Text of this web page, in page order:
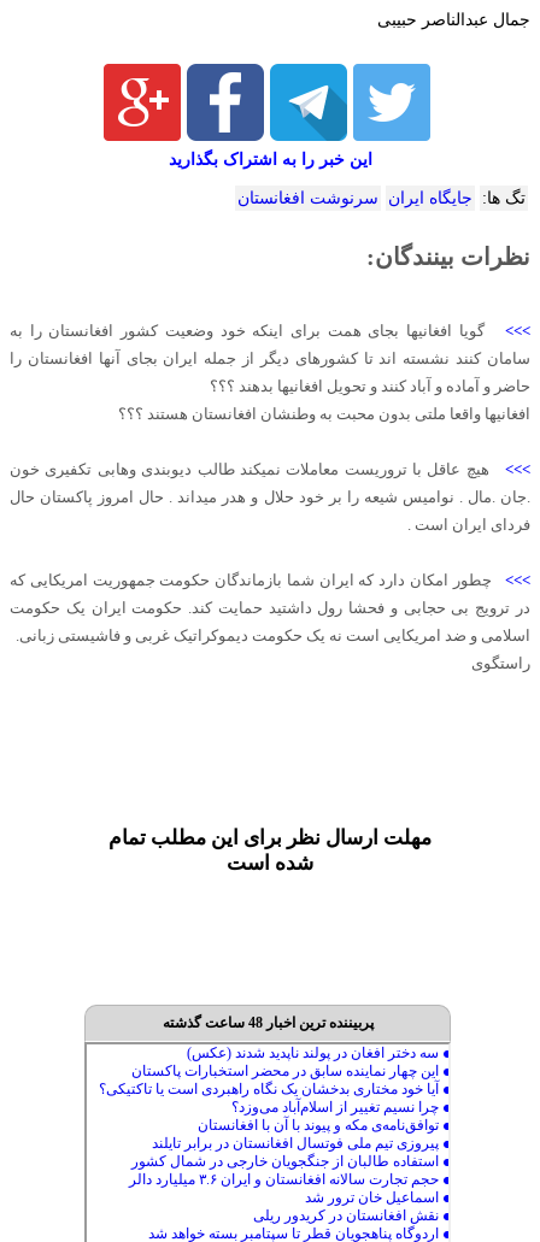
جمال عبدالناصر حبیبی
این خبر را به اشتراک بگذارید
تگ ها: جایگاه ایران سرنوشت افغانستان
نظرات بینندگان:
>>>گویا افغانیها بجای همت برای اینکه خود وضعیت کشور افغانستان را به
سامان کنند نشسته اند تا کشورهای دیگر از جمله ایران بجای آنها افغانستان را
حاضر و آماده و آباد کنند و تحویل افغانیها بدهند ؟؟؟
افغانیها واقعا ملتی بدون محبت به وطنشان افغانستان هستند ؟؟؟
>>> هیچ عاقل با تروریست معاملات نمیکند طالب دیوبندی وهابی تکفیری خون
.جان .مال . نوامیس شیعه را بر خود حلال و هدر میداند . حال امروز پاکستان حال
فردای ایران است .
>>> چطور امکان دارد که ایران شما بازماندگان حکومت جمهوریت امریکایی که
در ترویج بی حجابی و فحشا رول داشتید حمایت کند. حکومت ایران یک حکومت
اسلامی و ضد امریکایی است نه یک حکومت دیموکراتیک غربی و فاشیستی زبانی.
راستگوی
مهلت ارسال نظر برای این مطلب تمام
شده است
پربیننده ترین اخبار 48 ساعت گذشته